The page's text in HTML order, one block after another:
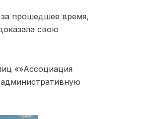
за прошедшее время,
свою
«»Ассоциация